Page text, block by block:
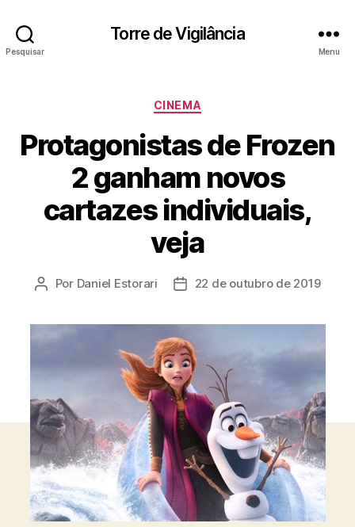
Pesquisar
Torre de Vigilância
Menu
Categorias
CINEMA
Protagonistas de Frozen
2 ganham novos
cartazes individuais,
veja
Autor
Por Daniel Estorari
Data22 de outubro de 2019